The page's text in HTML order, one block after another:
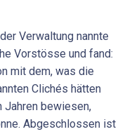
Verwaltung nannte
Vorstösse und fand:
mit dem, was die
Clichés hätten
Jahren bewiesen,
Abgeschlossen ist